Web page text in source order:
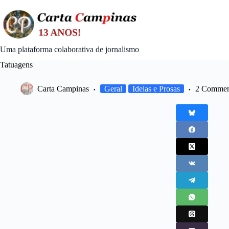
content
Uma plataforma colaborativa de jornalismo
Tatuagens
Carta Campinas Geral Ideias e Prosas 2